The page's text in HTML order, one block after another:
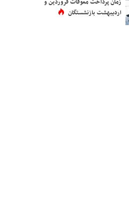
زمان پرداخت معوقات فروردین و
اردیبهشت بازنشستگان